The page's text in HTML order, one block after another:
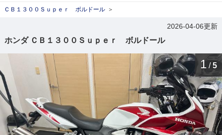
ＣＢ１３００Ｓｕｐｅｒ ボルドール ＞
2026-04-06更新
ホンダ ＣＢ１３００Ｓｕｐｅｒ ボルドール
1 / 5